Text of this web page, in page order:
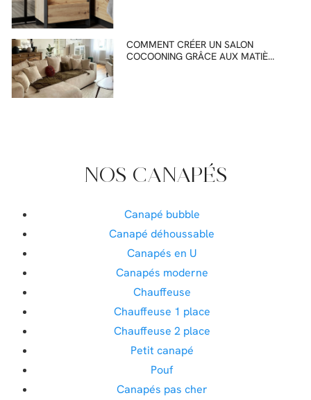
COMMENT CRÉER UN SALON
COCOONING GRÂCE AUX MATIÈ…
NOS CANAPÉS
Canapé bubble
Canapé déhoussable
Canapés en U
Canapés moderne
Chauffeuse
Chauffeuse 1 place
Chauffeuse 2 place
Petit canapé
Pouf
Canapés pas cher